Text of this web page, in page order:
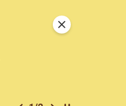
关闭特別通告